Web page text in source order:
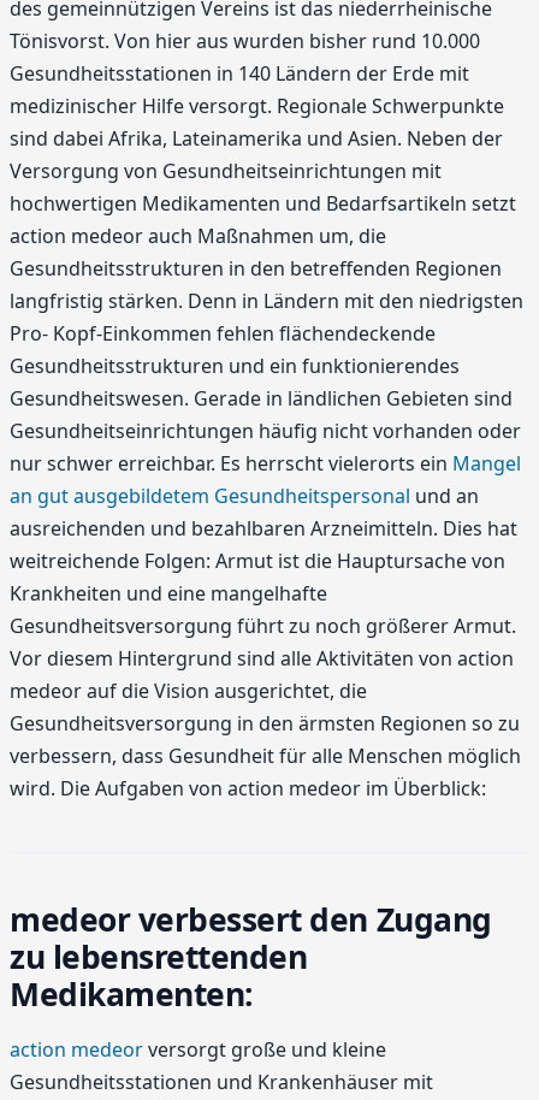
des gemeinnützigen Vereins ist das niederrheinische
Tönisvorst. Von hier aus wurden bisher rund 10.000
Gesundheitsstationen in 140 Ländern der Erde mit
medizinischer Hilfe versorgt. Regionale Schwerpunkte
sind dabei Afrika, Lateinamerika und Asien. Neben der
Versorgung von Gesundheitseinrichtungen mit
hochwertigen Medikamenten und Bedarfsartikeln setzt
action medeor auch Maßnahmen um, die
Gesundheitsstrukturen in den betreffenden Regionen
langfristig stärken. Denn in Ländern mit den niedrigsten
Pro- Kopf-Einkommen fehlen flächendeckende
Gesundheitsstrukturen und ein funktionierendes
Gesundheitswesen. Gerade in ländlichen Gebieten sind
Gesundheitseinrichtungen häufig nicht vorhanden oder
nur schwer erreichbar. Es herrscht vielerorts ein Mangel
an gut ausgebildetem Gesundheitspersonal und an
ausreichenden und bezahlbaren Arzneimitteln. Dies hat
weitreichende Folgen: Armut ist die Hauptursache von
Krankheiten und eine mangelhafte
Gesundheitsversorgung führt zu noch größerer Armut.
Vor diesem Hintergrund sind alle Aktivitäten von action
medeor auf die Vision ausgerichtet, die
Gesundheitsversorgung in den ärmsten Regionen so zu
verbessern, dass Gesundheit für alle Menschen möglich
wird. Die Aufgaben von action medeor im Überblick:
medeor verbessert den Zugang
zu lebensrettenden
Medikamenten:
action medeorversorgt große und kleine
Gesundheitsstationen und Krankenhäuser mit